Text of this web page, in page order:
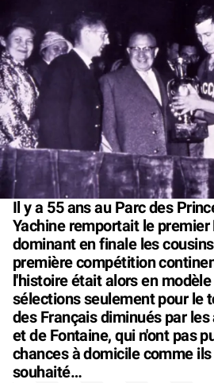
Il y a 55 ans au Parc des
Yachine remportait le premier
dominant en finale les
première compétition
l'histoire était alors en
sélections seulement pour le
des Français diminués par
et de Fontaine, qui n'ont pas
chances à domicile comme
souhaité…